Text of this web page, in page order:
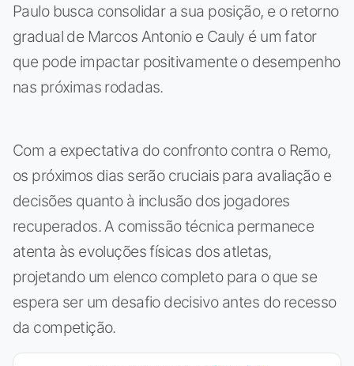
Paulo busca consolidar a sua posição, e o retorno
gradual de Marcos Antonio e Cauly é um fator
que pode impactar positivamente o desempenho
nas próximas rodadas.
Com a expectativa do confronto contra o Remo,
os próximos dias serão cruciais para avaliação e
decisões quanto à inclusão dos jogadores
recuperados. A comissão técnica permanece
atenta às evoluções físicas dos atletas,
projetando um elenco completo para o que se
espera ser um desafio decisivo antes do recesso
da competição.